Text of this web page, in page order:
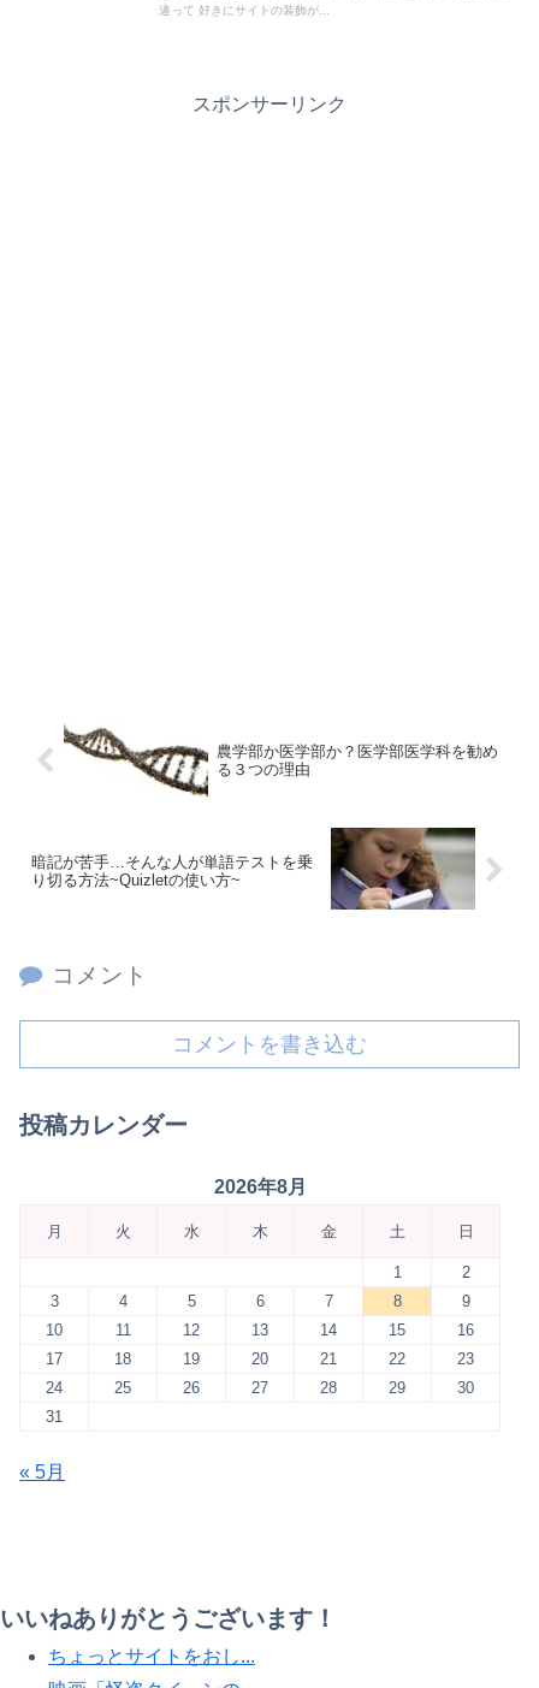
違って 好きにサイトの装飾が...
スポンサーリンク
農学部か医学部か？医学部医学科を勧め
る３つの理由
暗記が苦手…そんな人が単語テストを乗
り切る方法~Quizletの使い方~
コメント
コメントを書き込む
投稿カレンダー
2026年8月
月 火 水 木 金 土 日
1
2
3
4 5 6 7 8
9
10
11 12 13 14 15
16
17
18 19 20 21 22
23
24
25 26 27 28 29
30
31
« 5月
いいねありがとうございます！
ちょっとサイトをおし...